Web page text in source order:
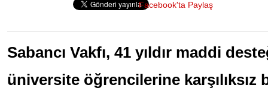
Facebook'ta Paylaş
Sabancı Vakfı, 41 yıldır maddi
üniversite öğrencilerine